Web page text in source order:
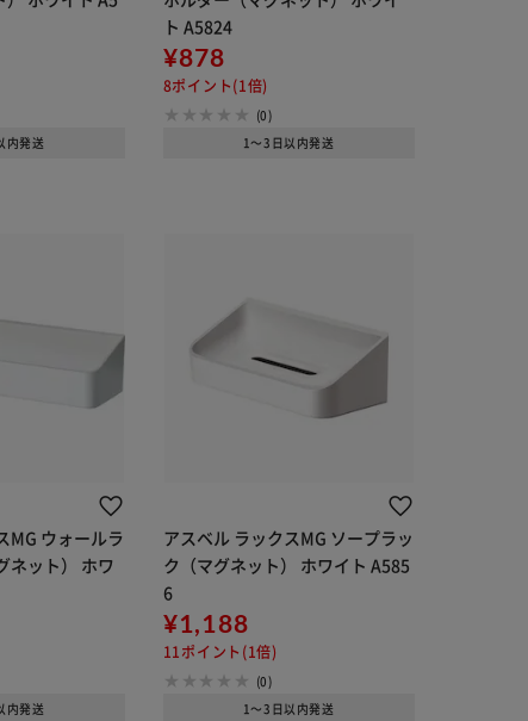
内発送
ト A5824
¥878
8ポイント(1倍)
(0)
1～3日以内発送
MG ウォールラ
ネット） ホワ
内発送
アスベル ラックスMG ソープラッ
ク（マグネット） ホワイト A585
6
¥1,188
11ポイント(1倍)
(0)
1～3日以内発送